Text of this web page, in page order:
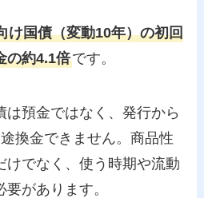
け国債（変動10年）の初回
の約4.1倍です。
は預金ではなく、発行から
換金できません。商品性
けでなく、使う時期や流動
があります。